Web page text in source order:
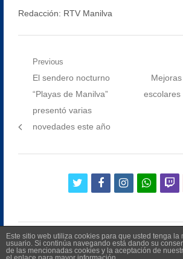
Redacción: RTV Manilva
Navegación
entradas
Previous
Previous
post:
El sendero nocturno
“Playas de Manilva”
presentó varias
novedades este año
Next
post:
escolares
twitterfacebookinstagram
Este sitio web utiliza cookies para que usted tenga la
usuario. Si continúa navegando está dando su
de las mencionadas cookies y la aceptación de